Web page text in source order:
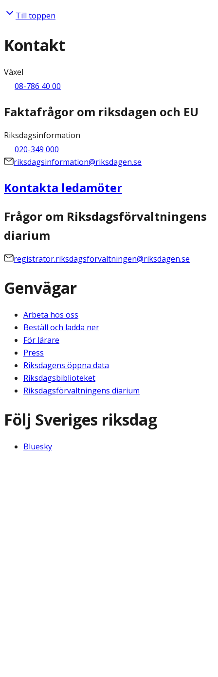
Till toppen
Kontakt
Växel
08-786 40 00
Faktafrågor om riksdagen och EU
Riksdagsinformation
020-349 000
riksdagsinformation@riksdagen.se
Kontakta ledamöter
Frågor om Riksdagsförvaltningens
diarium
registrator.riksdagsforvaltningen@riksdagen.se
Genvägar
Arbeta hos oss
Beställ och ladda ner
För lärare
Press
Riksdagens öppna data
Riksdagsbiblioteket
Riksdagsförvaltningens diarium
Följ Sveriges riksdag
Bluesky